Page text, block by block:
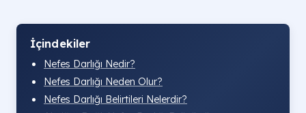
İçindekiler
Nefes Darlığı Nedir?
Nefes Darlığı Neden Olur?
Nefes Darlığı Belirtileri Nelerdir?